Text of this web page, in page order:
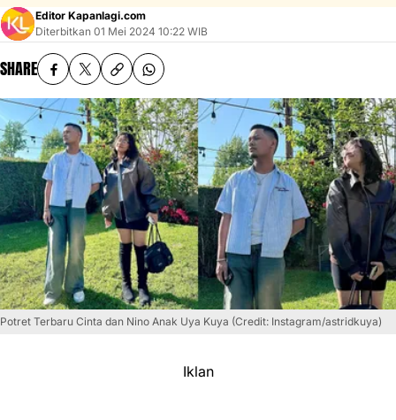
Editor Kapanlagi.com
Diterbitkan 01 Mei 2024 10:22 WIB
SHARE
Potret Terbaru Cinta dan Nino Anak Uya Kuya (Credit: Instagram/astridkuya)
Iklan